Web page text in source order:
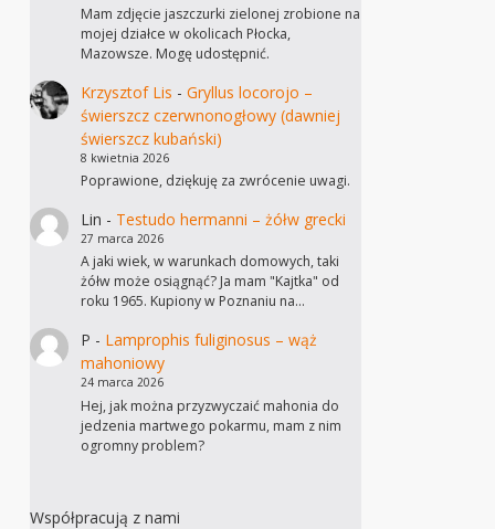
Mam zdjęcie jaszczurki zielonej zrobione na
mojej działce w okolicach Płocka,
Mazowsze. Mogę udostępnić.
Krzysztof Lis - Gryllus locorojo –
świerszcz czerwnonogłowy (dawniej
świerszcz kubański)
8 kwietnia 2026
Poprawione, dziękuję za zwrócenie uwagi.
Lin - Testudo hermanni – żółw grecki
27 marca 2026
A jaki wiek, w warunkach domowych, taki
żółw może osiągnąć? Ja mam "Kajtka" od
roku 1965. Kupiony w Poznaniu na…
P - Lamprophis fuliginosus – wąż
mahoniowy
24 marca 2026
Hej, jak można przyzwyczaić mahonia do
jedzenia martwego pokarmu, mam z nim
ogromny problem?
Współpracują z nami